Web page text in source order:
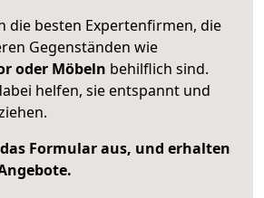
die besten Expertenfirmen, die
Gegenständen wie
oder Möbeln behilflich sind.
helfen, sie entspannt und
Formular aus, und erhalten